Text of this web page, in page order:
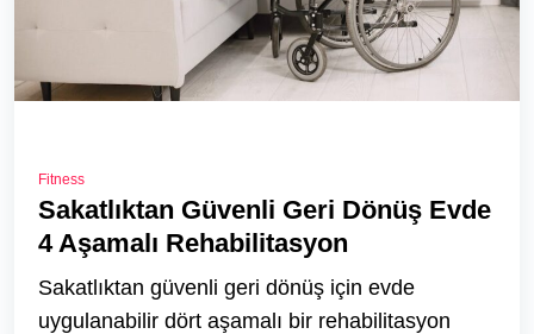
Fitness
Sakatlıktan Güvenli Geri Dönüş Evde
4 Aşamalı Rehabilitasyon
Sakatlıktan güvenli geri dönüş için evde
uygulanabilir dört aşamalı bir rehabilitasyon